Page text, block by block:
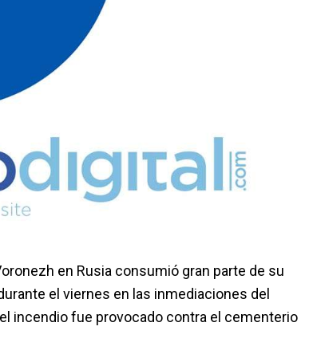
en Rusia consumió gran parte de su
el viernes en las inmediaciones del
incendio fue provocado contra el cementerio